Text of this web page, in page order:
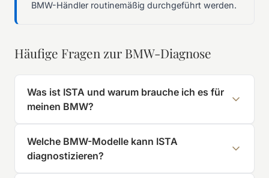
BMW-Händler routinemäßig durchgeführt werden.
Häufige Fragen zur BMW-Diagnose
Was ist ISTA und warum brauche ich es für
meinen BMW?
Welche BMW-Modelle kann ISTA
diagnostizieren?